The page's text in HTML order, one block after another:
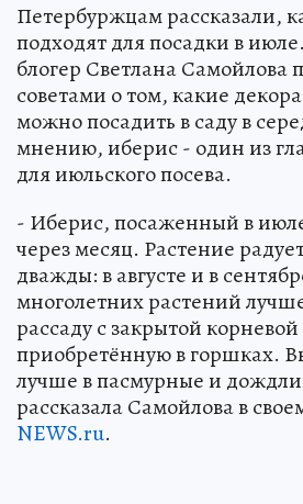
Петербуржцам рассказали,
подходят для посадки в
блогер Светлана Самойлова
советами о том, какие
можно посадить в саду в
мнению, иберис - один из
для июльского посева.
- Иберис, посаженный в
через месяц. Растение
дважды: в августе и в
многолетних растений
рассаду с закрытой
приобретённую в горшках.
лучше в пасмурные и
рассказала Самойлова в
NEWS.ru.